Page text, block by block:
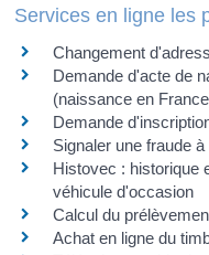
Services en ligne les
Changement
Demande d'acte de
(naissance en
Demande
Signaler une fraude
Histovec : historique
véhicule d'occasion
Calcul du
Achat en ligne du